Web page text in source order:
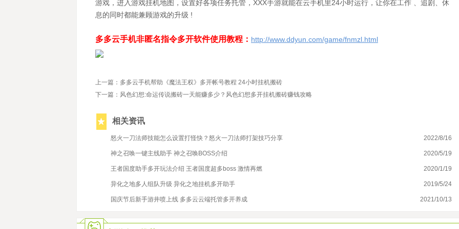
游戏，进入游戏挂机地图，设置好各项任务托管，XXX手游就能在云手机里24小时运行，让你在工作 、追剧、休
息的同时都能兼顾游戏的升级 !
多多云手机非匿名指令多开软件使用教程： http://www.ddyun.com/game/fnmzl.html
上一篇：多多云手机帮助《魔法王权》多开帐号教程 24小时挂机搬砖
下一篇：风色幻想:命运传说搬砖一天能赚多少？风色幻想多开挂机搬砖赚钱攻略
相关资讯
怒火一刀法师技能怎么设置打怪快？怒火一刀法师打架技巧分享 2022/8/16
神之召唤一键主线助手 神之召唤BOSS介绍 2020/5/19
王者国度助手多开玩法介绍 王者国度超多boss 激情再燃 2020/1/19
异化之地多人组队升级 异化之地挂机多开助手 2019/5/24
国庆节后新手游井喷上线 多多云云端托管多开养成 2021/10/13